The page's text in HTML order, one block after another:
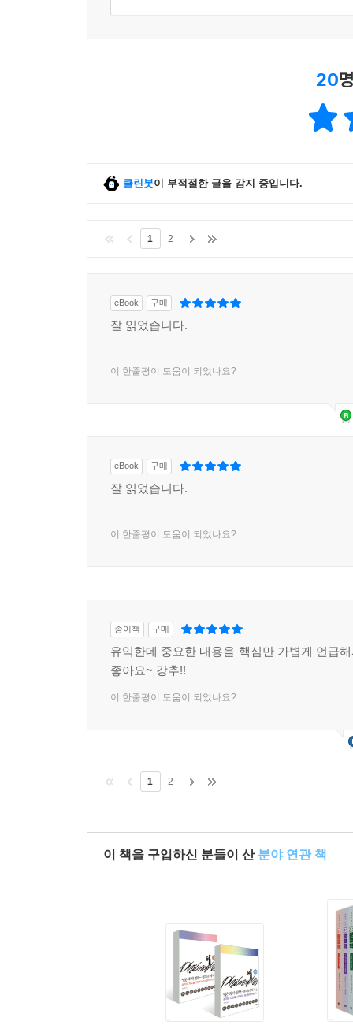
20
클린봇이 부적절한 글을 감지 중입니다.
1 2
eBook 구매
잘 읽었습니다.
이 한줄평이 도움이 되었나요?
eBook 구매
잘 읽었습니다.
이 한줄평이 도움이 되었나요?
종이책 구매
유익한데 중요한 내용을 핵심만 가볍게 언급
좋아요~ 강추!!
이 한줄평이 도움이 되었나요?
1 2
이 책을 구입하신 분들이 산 분야 연관 책